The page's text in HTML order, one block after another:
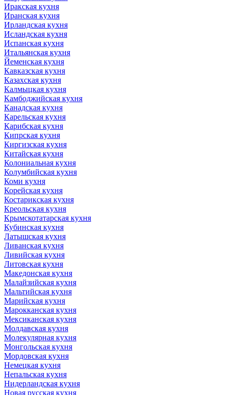
Иракская кухня
Иранская кухня
Ирландская кухня
Исландская кухня
Испанская кухня
Итальянская кухня
Йеменская кухня
Кавказская кухня
Казахская кухня
Калмыцкая кухня
Камбоджийская кухня
Канадская кухня
Карельская кухня
Карибская кухня
Кипрская кухня
Киргизская кухня
Китайская кухня
Колониальная кухня
Колумбийская кухня
Коми кухня
Корейская кухня
Костарикская кухня
Креольская кухня
Крымскотатарская кухня
Кубинская кухня
Латышская кухня
Ливанская кухня
Ливийская кухня
Литовская кухня
Македонская кухня
Малайзийская кухня
Мальтийская кухня
Марийская кухня
Марокканская кухня
Мексиканская кухня
Молдавская кухня
Молекулярная кухня
Монгольская кухня
Мордовская кухня
Немецкая кухня
Непальская кухня
Нидерландская кухня
Новая русская кухня